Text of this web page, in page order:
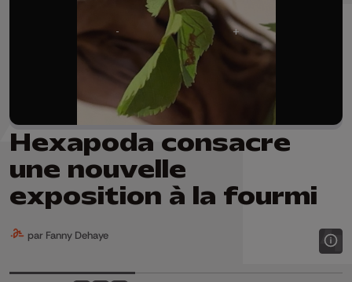
Hexapoda consacre
une nouvelle
exposition à la fourmi
par Fanny Dehaye